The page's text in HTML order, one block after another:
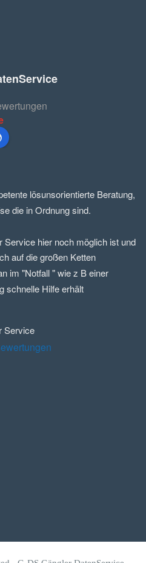
lösunsorientierte Beratung,
die in Ordnung sind.
Service hier noch möglich ist und
auf die großen Ketten
im "Notfall " wie z B einer
schnelle Hilfe erhält
Service